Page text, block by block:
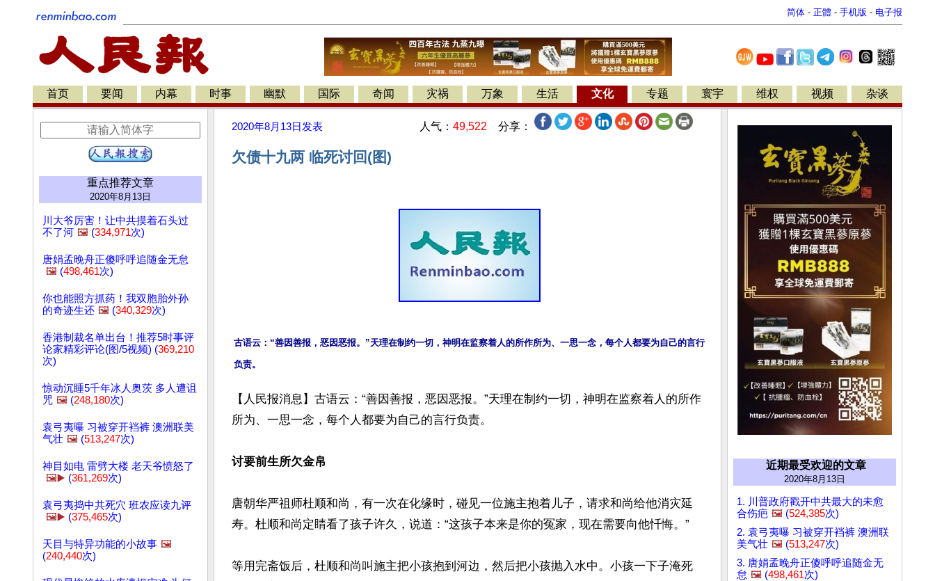
简体 - 正體 - 手机版 - 电子报
首页 要闻 内幕 时事 幽默 国际 奇闻 灾祸 万象 生活 文化 专题 寰宇 维权 视频 杂谈
重点推荐文章
2020年8月13日
川大爷厉害！让中共摸着石头过
不了河 🖼️ (334,971次)
唐娟孟晚舟正傻呼呼追随金无怠
🖼️ (498,461次)
你也能照方抓药！我双胞胎外孙
的奇迹生还 🖼️ (340,329次)
香港制裁名单出台！推荐5时事评
论家精彩评论(图/5视频) (369,210
次)
惊动沉睡5千年冰人奥茨 多人遭诅
咒 🖼️ (248,180次)
袁弓夷曝 习被穿开裆裤 澳洲联美
气壮 🖼️ (513,247次)
神目如电 雷劈大楼 老天爷愤怒了
🖼️▶️ (361,269次)
袁弓夷捣中共死穴 班农应读九评
🖼️▶️ (375,465次)
天目与特异功能的小故事 🖼️
(240,440次)
2020年8月13日 发表 人气： 49,522 分享：
欠债十九两 临死讨回(图)
古语云：“善因善报，恶因恶报。”天理在制约一切，神明在监察着人的所作所为、一思一念，每个人都要为自己的言行
【人民报消息】古语云：“善因善报，恶因恶报。”天理在制约一切，神明在监察着人的所作
所为、一思一念，每个人都要为自己的言行负责。
讨要前生所欠金帛
唐朝华严祖师杜顺和尚，有一次在化缘时，碰见一位施主抱着儿子，请求和尚给他消灾延
寿。杜顺和尚定睛看了孩子许久，说道：“这孩子本来是你的冤家，现在需要向他忏悔。”
等用完斋饭后，杜顺和尚叫施主把小孩抱到河边，然后把小孩抛入水中。小孩一下子淹死
近期最受欢迎的文章
2020年8月13日
1. 川普政府戳开中共最大的未愈
合伤疤 🖼️ (524,385次)
2. 袁弓夷曝 习被穿开裆裤 澳洲联
美气壮 🖼️ (513,247次)
3. 唐娟孟晚舟正傻呼呼追随金无
怠 🖼️ (498,461次)